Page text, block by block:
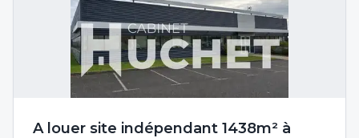
A louer site indépendant 1438m² à